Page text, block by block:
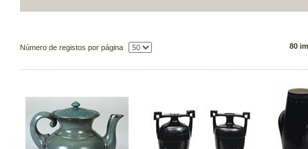
Número de registos por página 80